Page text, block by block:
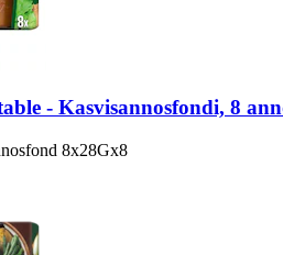
- Kasvisannosfondi, 8
8x28Gx8